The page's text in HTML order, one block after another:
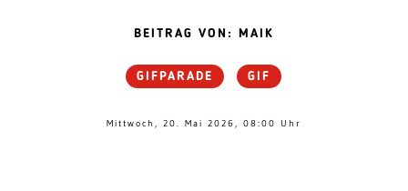
BEITRAG VON: MAIK
GIFPARADE GIF
Mittwoch, 20. Mai 2026, 08:00 Uhr